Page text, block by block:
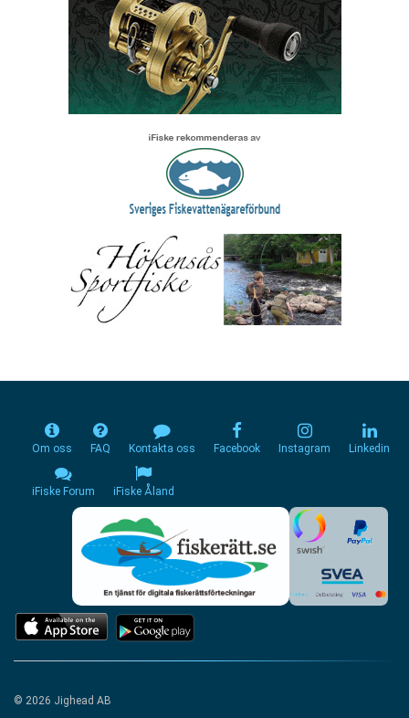
Om oss FAQ Kontakta oss Facebook Instagram Linkedin
iFiske Forum iFiske Åland
© 2026 Jighead AB